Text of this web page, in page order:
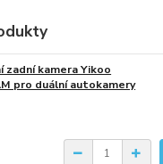
zadní kamera Yikoo
pro duální autokamery